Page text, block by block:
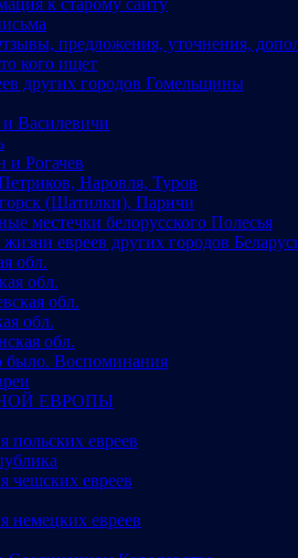
предложения, уточнения,
кого ищет
других городов Гомельщины
Василевичи
и Рогачев
Наровля, Туров
(Шатилки), Паричи
местечки белорусского Полесья
евреев других городов
обл.
обл.
обл.
обл.
обл.
было. Воспоминания
ЕВРОПЫ
польских евреев
чешских евреев
немецких евреев